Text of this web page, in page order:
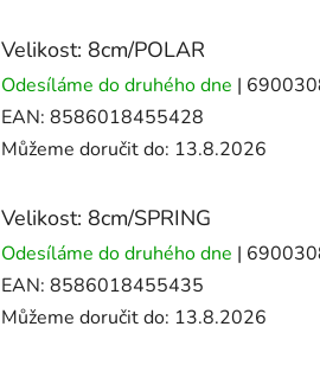
Velikost: 8cm/POLAR
Odesíláme do druhého dne |
EAN: 8586018455428
Můžeme doručit do: 13.8.2026
Velikost: 8cm/SPRING
Odesíláme do druhého dne |
EAN: 8586018455435
Můžeme doručit do: 13.8.2026